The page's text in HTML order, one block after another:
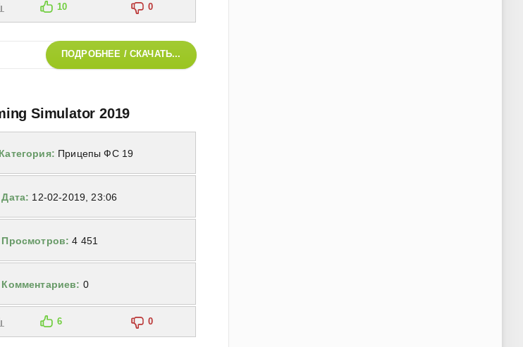
10 0
ПОДРОБНЕЕ / СКАЧАТЬ...
Simulator 2019
Категория: Прицепы ФС 19
Дата: 12-02-2019, 23:06
Просмотров: 4 451
Комментариев: 0
6 0